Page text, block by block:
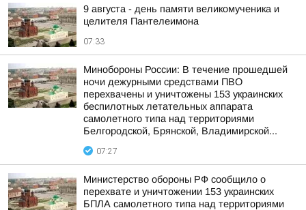
9 августа - день памяти великомученика и
целителя Пантелеимона
07:33
Минобороны России: В течение прошедшей
ночи дежурными средствами ПВО
перехвачены и уничтожены 153 украинских
беспилотных летательных аппарата
самолетного типа над территориями
Белгородской, Брянской, Владимирской...
07:27
Министерство обороны РФ сообщило о
перехвате и уничтожении 153 украинских
БПЛА самолетного типа над территориями